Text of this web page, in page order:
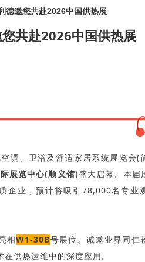
德邀您共赴2026中国供热展
共赴2026中国供热展
调、卫浴及舒适家居系统展览会(
展览中心(顺义馆)盛大启幕。本届
企业，预计将吸引78,000名专业
相W1-30B号展位。诚邀业界同仁
供热运维中的深度应用。